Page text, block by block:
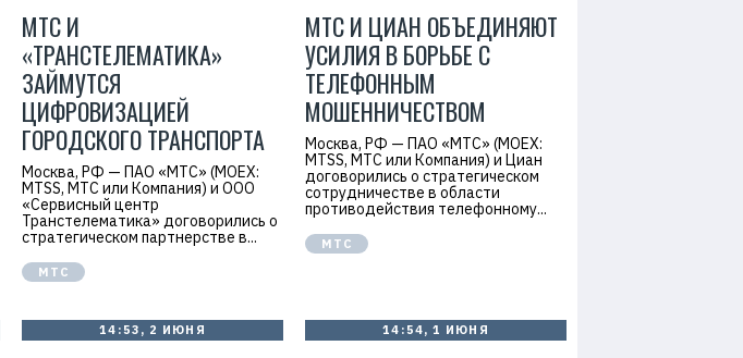
МТС И
«ТРАНСТЕЛЕМАТИКА»
ЗАЙМУТСЯ
ЦИФРОВИЗАЦИЕЙ
ГОРОДСКОГО ТРАНСПОРТА
Москва, РФ — ПАО «МТС» (MOEX:
MTSS, МТС или Компания) и ООО
«Сервисный центр
Транстелематика» договорились о
стратегическом партнерстве в...
МТС
МТС И ЦИАН ОБЪЕДИНЯЮТ
УСИЛИЯ В БОРЬБЕ С
ТЕЛЕФОННЫМ
МОШЕННИЧЕСТВОМ
Москва, РФ — ПАО «МТС» (MOEX:
MTSS, МТС или Компания) и Циан
договорились о стратегическом
сотрудничестве в области
противодействия телефонному...
МТС
14:53, 2 ИЮНЯ 14:54, 1 ИЮНЯ